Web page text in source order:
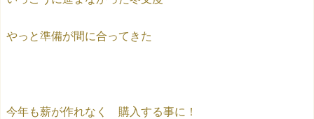
やっと準備が間に合ってきた
今年も薪が作れなく 購入する事に！